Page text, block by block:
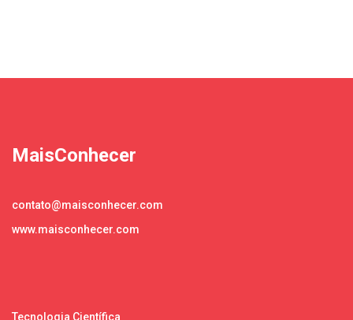
MaisConhecer
contato@maisconhecer.com
www.maisconhecer.com
Tecnologia Científica